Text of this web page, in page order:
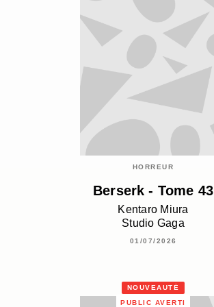
HORREUR
Berserk - Tome 43
Kentaro Miura
Studio Gaga
01/07/2026
NOUVEAUTÉ
PUBLIC AVERTI